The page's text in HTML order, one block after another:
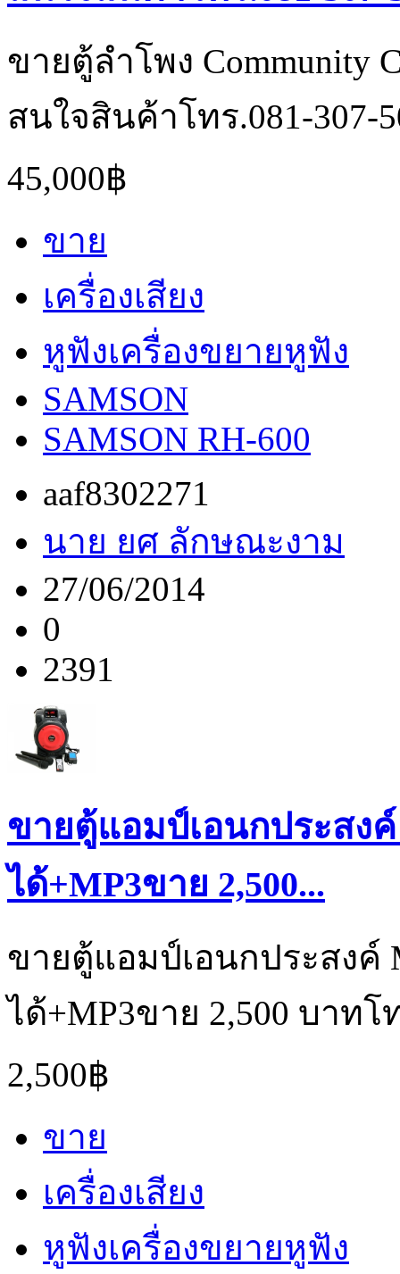
ขายตู้ลำโพง Community
สนใจสินค้าโทร.081-307-
45,000฿
ขาย
เครื่องเสียง
หูฟังเครื่องขยายหูฟัง
SAMSON
SAMSON RH-600
aaf8302271
นาย ยศ ลักษณะงาม
27/06/2014
0
2391
ขายตู้แอมป์เอนกประสงค์
ได้+MP3ขาย 2,500...
ขายตู้แอมป์เอนกประสงค์
ได้+MP3ขาย 2,500 บาทโ
2,500฿
ขาย
เครื่องเสียง
หูฟังเครื่องขยายหูฟัง